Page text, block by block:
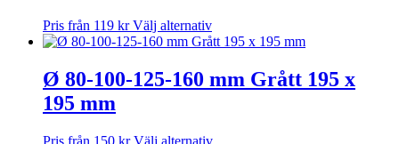
olika
alternativen
kan
på
Pris från 119 kr Välj alternativDen
här
flera
olika
Ø 80-100-125-160 mm Grått 195 x
195 mm
Pris från 150 kr Välj alternativDen